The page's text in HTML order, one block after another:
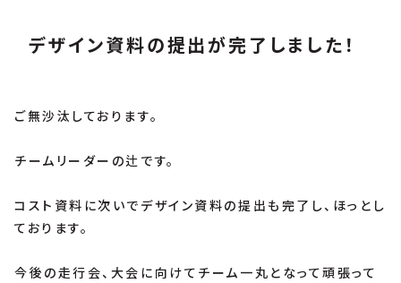
デザイン資料の提出が完了しました！
ご無沙汰しております。
チームリーダーの辻です。
コスト資料に次いでデザイン資料の提出も完了し、ほっとし
ております。
今後の走行会、大会に向けてチーム一丸となって頑張って